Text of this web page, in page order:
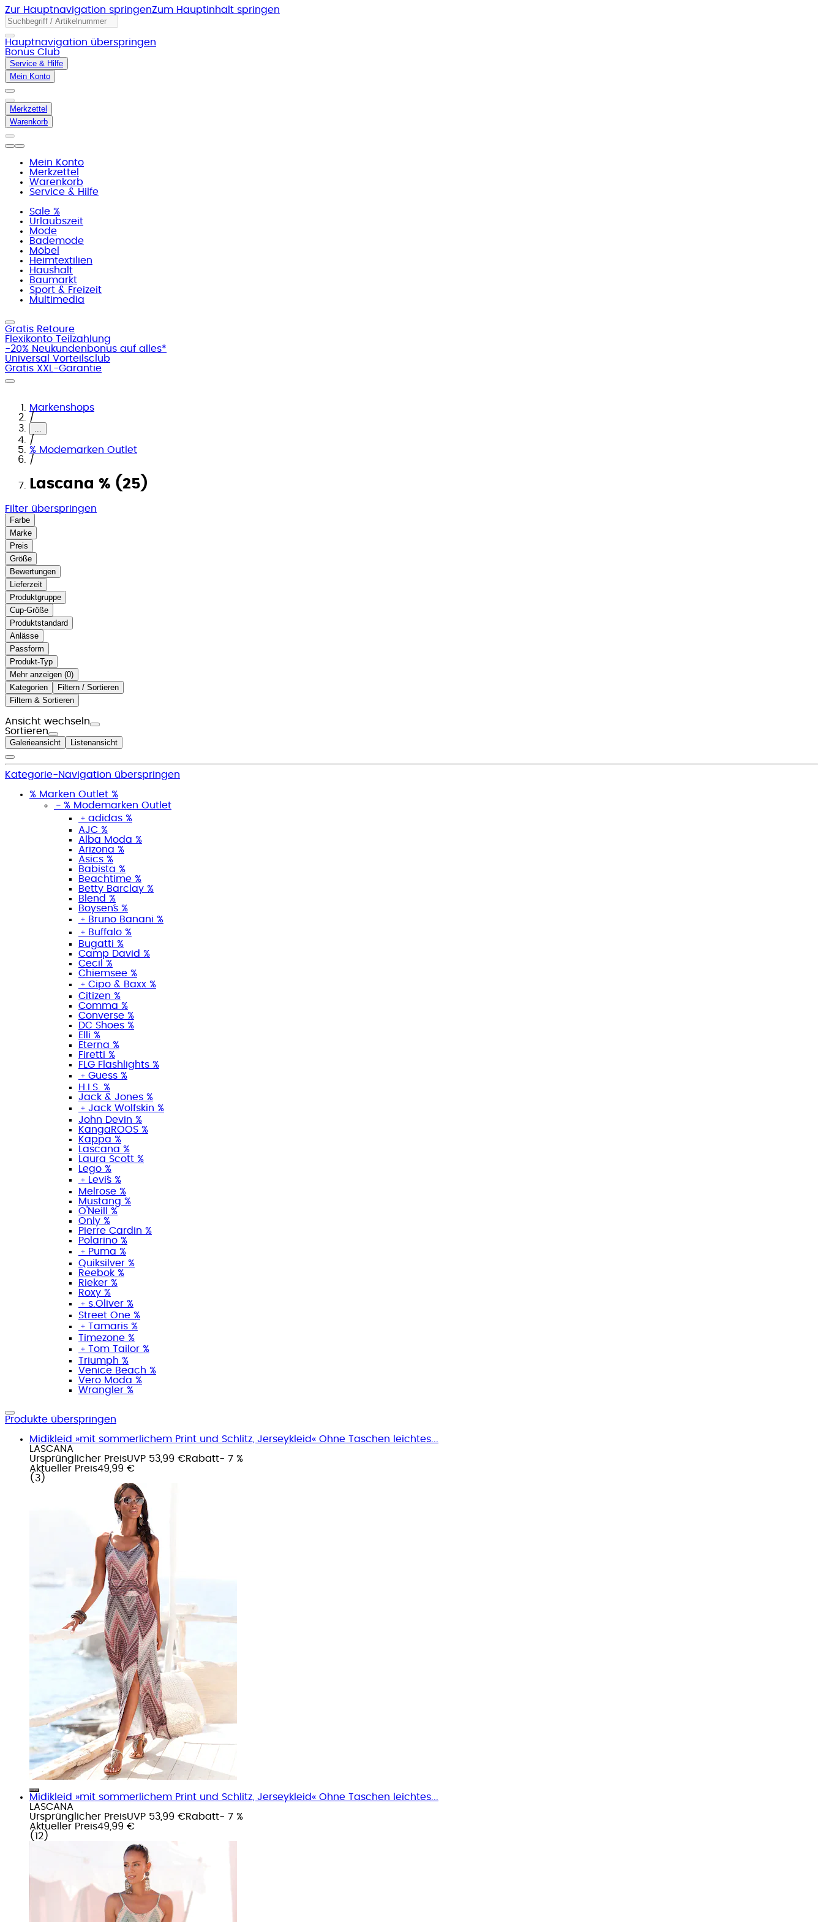
Zur Hauptnavigation springenZum Hauptinhalt springen
Hauptnavigation überspringen
Bonus Club
Service & Hilfe
Mein Konto
Merkzettel
Warenkorb
Mein Konto
Merkzettel
Warenkorb
Service & Hilfe
Sale %
Urlaubszeit
Mode
Bademode
Möbel
Heimtextilien
Haushalt
Baumarkt
Sport & Freizeit
Multimedia
Gratis Retoure
Flexikonto Teilzahlung
-20% Neukundenbonus auf alles*
Universal Vorteilsclub
Gratis XXL-Garantie
Markenshops
/
...
/
% Modemarken Outlet
/
Lascana % (25)
Filter überspringen
Farbe
Marke
Preis
Größe
Bewertungen
Lieferzeit
Produktgruppe
Cup-Größe
Produktstandard
Anlässe
Passform
Produkt-Typ
Mehr anzeigen ( )
Kategorien
Filtern / Sortieren
Filtern & Sortieren
Ansicht wechseln
Sortieren
Galerieansicht Listenansicht
Kategorie-Navigation überspringen
% Marken Outlet %
﹣ % Modemarken Outlet
﹢ adidas %
AJC %
Alba Moda %
Arizona %
Asics %
Babista %
Beachtime %
Betty Barclay %
Blend %
Boysen´s %
﹢ Bruno Banani %
﹢ Buffalo %
Bugatti %
Camp David %
Cecil %
Chiemsee %
﹢ Cipo & Baxx %
Citizen %
Comma %
Converse %
DC Shoes %
Elli %
Eterna %
Firetti %
FLG Flashlights %
﹢ Guess %
H.I.S. %
Jack & Jones %
﹢ Jack Wolfskin %
John Devin %
KangaROOS %
Kappa %
Lascana %
Laura Scott %
Lego %
﹢
Levi´s %
Melrose %
Mustang %
O'Neill %
Only %
Pierre Cardin %
Polarino %
﹢ Puma %
Quiksilver %
Reebok %
Rieker %
Roxy %
﹢ s.Oliver %
Street One %
﹢ Tamaris %
Timezone %
﹢ Tom Tailor %
Triumph %
Venice Beach %
Vero Moda %
Wrangler %
Produkte überspringen
Midikleid »mit sommerlichem Print und Schlitz, Jerseykleid« Ohne Taschen leichtes...
LASCANA
Ursprünglicher PreisUVP 53,99 €Rabatt- 7 %
Aktueller Preis49,99 €
( 3 )
Midikleid »mit sommerlichem Print und Schlitz, Jerseykleid« Ohne Taschen leichtes...
LASCANA
Ursprünglicher PreisUVP 53,99 €Rabatt- 7 %
Aktueller Preis49,99 €
( 12 )